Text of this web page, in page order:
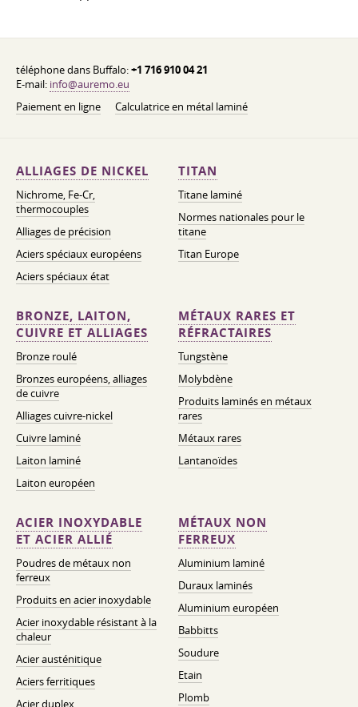
téléphone dans Buffalo:+1 716 910 04 21
E-mail: info@auremo.eu
Paiement en ligne
Calculatrice en métal laminé
ALLIAGES DE NICKEL
Nichrome, Fe-Cr,
thermocouples
Alliages de précision
Aciers spéciaux européens
Aciers spéciaux état
TITAN
Titane laminé
Normes nationales pour le
titane
Titan Europe
BRONZE, LAITON,
CUIVRE ET ALLIAGES
Bronze roulé
Bronzes européens, alliages
de cuivre
Alliages cuivre-nickel
Cuivre laminé
Laiton laminé
Laiton européen
MÉTAUX RARES ET
RÉFRACTAIRES
Tungstène
Molybdène
Produits laminés en métaux
rares
Métaux rares
Lantanoïdes
ACIER INOXYDABLE
ET ACIER ALLIÉ
Poudres de métaux non
ferreux
Produits en acier inoxydable
Acier inoxydable résistant à la
chaleur
Acier austénitique
Aciers ferritiques
Acier duplex
MÉTAUX NON
FERREUX
Aluminium laminé
Duraux laminés
Aluminium européen
Babbitts
Soudure
Etain
Plomb